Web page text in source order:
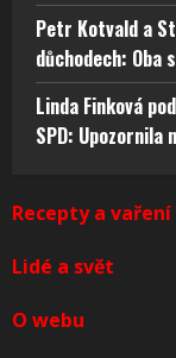
Petr Kotvald a
důchodech:
Linda Finková
SPD:
Recepty a vaření
Lidé a svět
O webu